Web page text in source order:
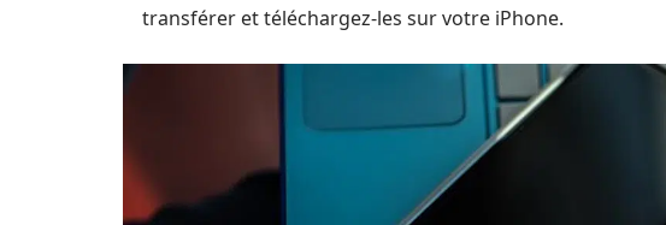
transférer et téléchargez-les sur votre iPhone.